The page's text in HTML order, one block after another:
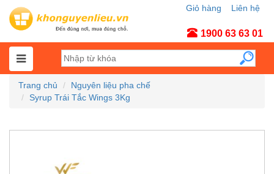
Liên hệ
Giỏ hàng
1900 63 63 01
Trang chủ
Nguyên liệu pha chế
Syrup Trái Tắc Wings 3Kg